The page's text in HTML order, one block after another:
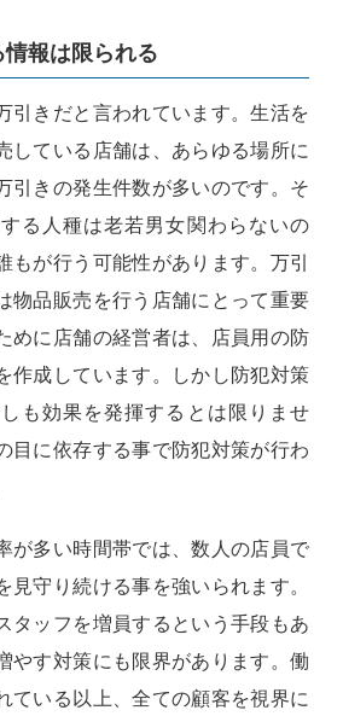
報は限られる
引きだと言われています。生活を
している店舗は、あらゆる場所に
引きの発生件数が多いのです。そ
る人種は老若男女関わらないの
もが行う可能性があります。万引
物品販売を行う店舗にとって重要
めに店舗の経営者は、店員用の防
作成しています。しかし防犯対策
も効果を発揮するとは限りませ
目に依存する事で防犯対策が行わ
が多い時間帯では、数人の店員で
見守り続ける事を強いられます。
タッフを増員するという手段もあ
やす対策にも限界があります。働
ている以上、全ての顧客を視界に